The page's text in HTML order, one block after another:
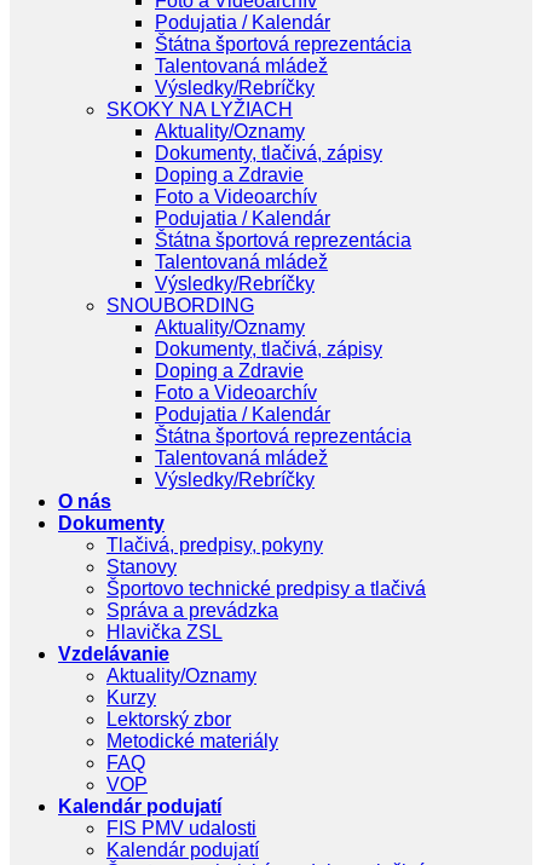
Podujatia / Kalendár
Štátna športová reprezentácia
Talentovaná mládež
Výsledky/Rebríčky
SKOKY NA LYŽIACH
Aktuality/Oznamy
Dokumenty, tlačivá, zápisy
Doping a Zdravie
Foto a Videoarchív
Podujatia / Kalendár
Štátna športová reprezentácia
Talentovaná mládež
Výsledky/Rebríčky
SNOUBORDING
Aktuality/Oznamy
Dokumenty, tlačivá, zápisy
Doping a Zdravie
Foto a Videoarchív
Podujatia / Kalendár
Štátna športová reprezentácia
Talentovaná mládež
Výsledky/Rebríčky
O nás
Dokumenty
Tlačivá, predpisy, pokyny
Stanovy
Športovo technické predpisy a tlačivá
Správa a prevádzka
Hlavička ZSL
Vzdelávanie
Aktuality/Oznamy
Kurzy
Lektorský zbor
Metodické materiály
FAQ
VOP
Kalendár podujatí
FIS PMV udalosti
Kalendár podujatí